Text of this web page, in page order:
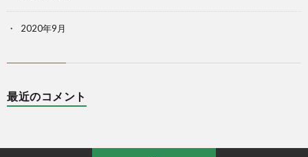
2020年9月
最近のコメント